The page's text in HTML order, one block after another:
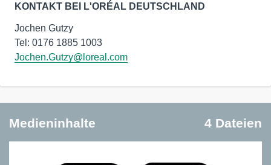
KONTAKT BEI L'ORÉAL DEUTSCHLAND
Jochen Gutzy
Jochen.Gutzy@loreal.com
Medieninhalte 4 Dateien